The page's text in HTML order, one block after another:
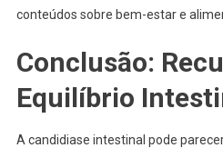
conteúdos sobre bem-estar e
Conclusão:
Equilíbrio
A candidiase intestinal pode